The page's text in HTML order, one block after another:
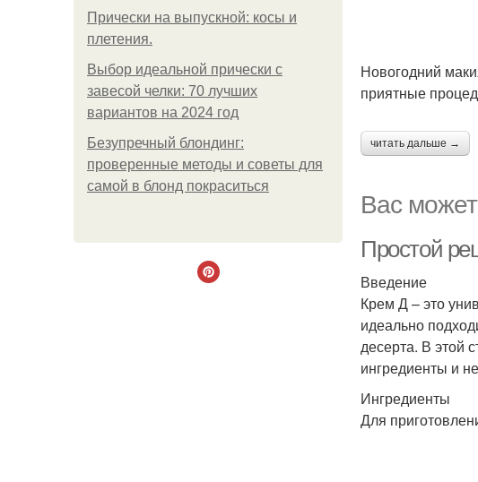
Прически на выпускной: косы и
плетения.
Выбор идеальной прически с
завесой челки: 70 лучших
вариантов на 2024 год
Безупречный блондинг:
проверенные методы и советы для
самой в блонд покраситься
Новогодний
приятные
читать дальше →
Вас
Простой
Введение
Крем Д – это
идеально
десерта. В этой
ингредиенты и
Ингредиенты
Для